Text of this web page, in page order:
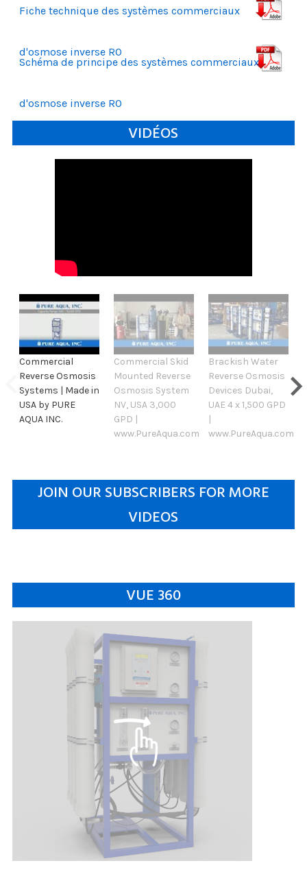
Fiche technique des systèmes commerciaux
d'osmose inverse RO
Schéma de principe des systèmes commerciaux
d'osmose inverse RO
VIDÉOS
Commercial
Reverse Osmosis
Systems | Made in
USA by PURE
AQUA INC.
Commercial Skid
Mounted Reverse
Osmosis System
NV, USA 3,000
GPD |
www.PureAqua.com
Brackish Water
Reverse Osmosis
Devices Dubai,
UAE 4 x 1,500 GPD
|
www.PureAqua.com
JOIN OUR SUBSCRIBERS FOR MORE
VIDEOS
VUE 360